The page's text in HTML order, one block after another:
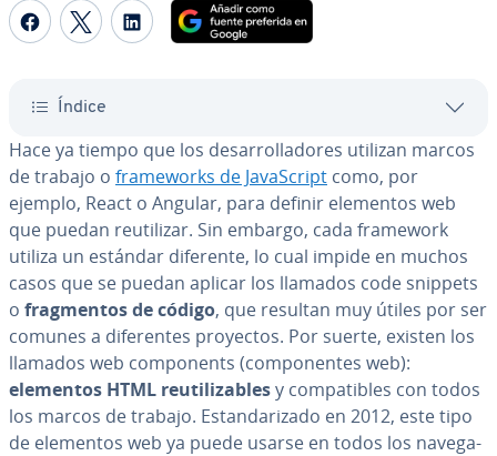
Compartir Facebook
Compartir Twitter
Compartir LinkedIn
Índice
Hace ya tiempo que los de­sa­rro­lla­do­res utilizan marcos
de trabajo o fra­me­wo­r­ks de Ja­va­S­cri­pt como, por
ejemplo, React o Angular, para definir elementos web
que puedan re­uti­li­zar. Sin embargo, cada framework
utiliza un estándar diferente, lo cual impide en muchos
casos que se puedan aplicar los llamados code snippets
o fra­g­me­n­tos de código, que resultan muy útiles por ser
comunes a di­fe­re­n­tes proyectos. Por suerte, existen los
llamados web co­m­po­ne­nts (co­m­po­ne­n­tes web):
elementos HTML re­uti­li­za­blesy co­m­pa­ti­bles con todos
los marcos de trabajo. Es­ta­n­da­ri­za­do en 2012, este tipo
de elementos web ya puede usarse en todos los na­ve­ga­